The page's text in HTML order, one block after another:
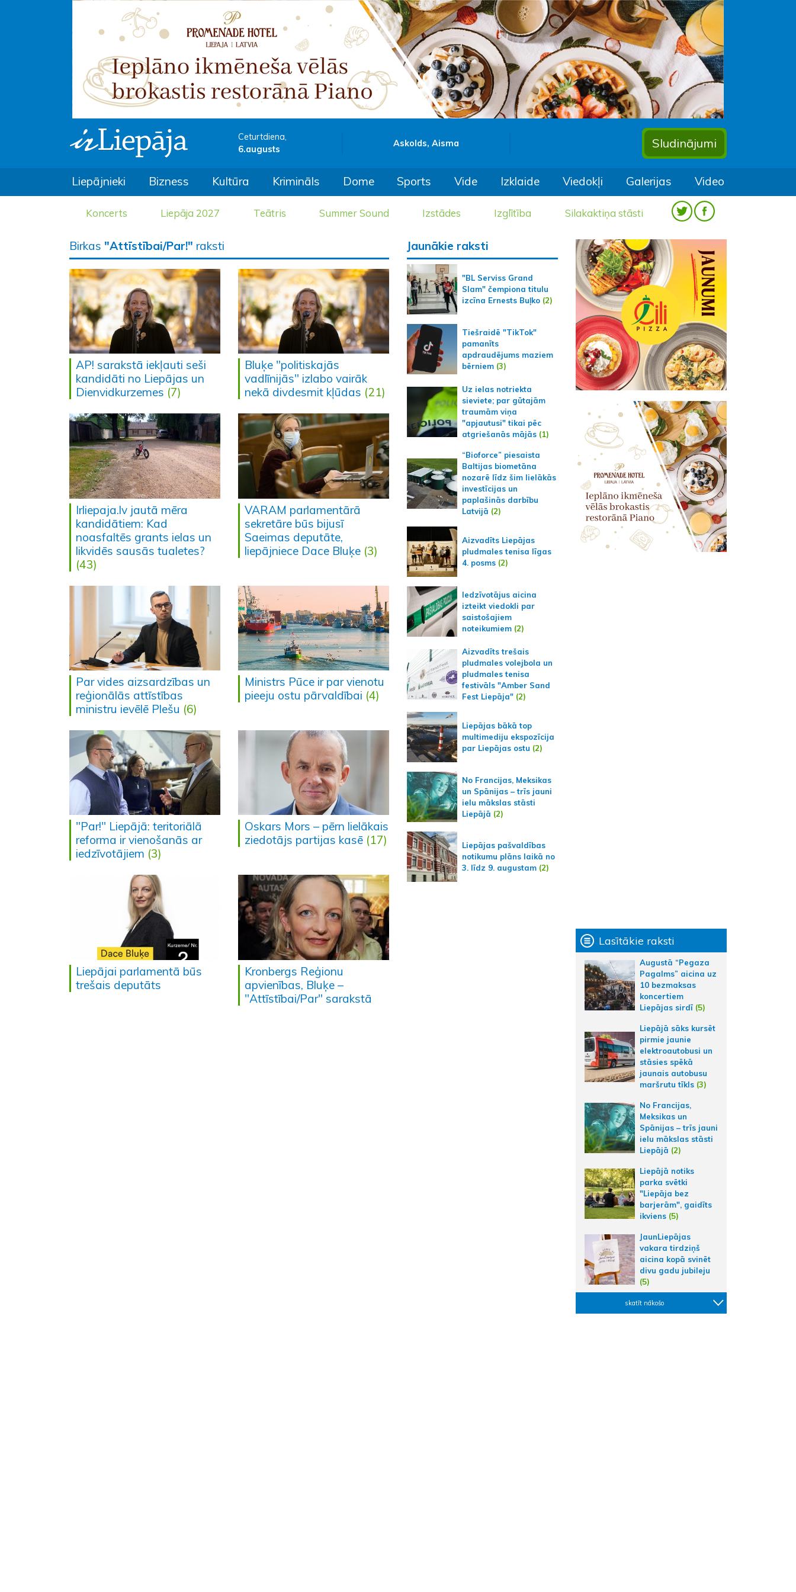
Ceturtdiena,
6.augusts
Askolds, Aisma Sludinājumi
Liepājnieki Bizness Kultūra Krimināls Dome Sports Vide Izklaide Viedokļi Galerijas Video
Koncerts Liepāja 2027 Teātris Summer Sound Izstādes Izglītība Silakaktiņa stāsti
Birkas "Attīstībai/Par!" raksti
AP! sarakstā iekļauti seši
kandidāti no Liepājas un
Dienvidkurzemes (7)
Bluķe "politiskajās
vadlīnijās" izlabo vairāk
nekā divdesmit kļūdas (21)
Irliepaja.lv jautā mēra
kandidātiem: Kad
noasfaltēs grants ielas un
likvidēs sausās tualetes?
(43)
VARAM parlamentārā
sekretāre būs bijusī
Saeimas deputāte,
liepājniece Dace Bluķe (3)
Par vides aizsardzības un
reģionālās attīstības
ministru ievēlē Plešu (6)
Ministrs Pūce ir par vienotu
pieeju ostu pārvaldībai (4)
"Par!" Liepājā: teritoriālā
reforma ir vienošanās ar
iedzīvotājiem (3)
Oskars Mors – pērn lielākais
ziedotājs partijas kasē (17)
Liepājai parlamentā būs
trešais deputāts
Kronbergs Reģionu
apvienības, Bluķe –
"Attīstībai/Par" sarakstā
Jaunākie raksti
"BL Serviss Grand
Slam" čempiona titulu
izcīna Ernests Buļko (2)
Tiešraidē "TikTok"
pamanīts
apdraudējums maziem
bērniem (3)
Uz ielas notriekta
sieviete; par gūtajām
traumām viņa
"apjautusi" tikai pēc
atgriešanās mājās (1)
“Bioforce” piesaista
Baltijas biometāna
nozarē līdz šim lielākās
investīcijas un
paplašinās darbību
Latvijā (2)
Aizvadīts Liepājas
pludmales tenisa līgas
4. posms (2)
Iedzīvotājus aicina
izteikt viedokli par
saistošajiem
noteikumiem (2)
Aizvadīts trešais
pludmales volejbola un
pludmales tenisa
festivāls "Amber Sand
Fest Liepāja" (2)
Liepājas bākā top
multimediju ekspozīcija
par Liepājas ostu (2)
No Francijas, Meksikas
un Spānijas – trīs jauni
ielu mākslas stāsti
Liepājā (2)
Liepājas pašvaldības
notikumu plāns laikā no
3. līdz 9. augustam (2)
Lasītākie raksti
Augustā “Pegaza
Pagalms” aicina uz
10 bezmaksas
koncertiem
Liepājas sirdī (5)
Liepājā sāks kursēt
pirmie jaunie
elektroautobusi un
stāsies spēkā
jaunais autobusu
maršrutu tīkls (3)
No Francijas,
Meksikas un
Spānijas – trīs jauni
ielu mākslas stāsti
Liepājā (2)
Liepājā notiks
parka svētki
"Liepāja bez
barjerām", gaidīts
ikviens (5)
JaunLiepājas
vakara tirdziņš
aicina kopā svinēt
divu gadu jubileju
(5)
skatīt nākošo